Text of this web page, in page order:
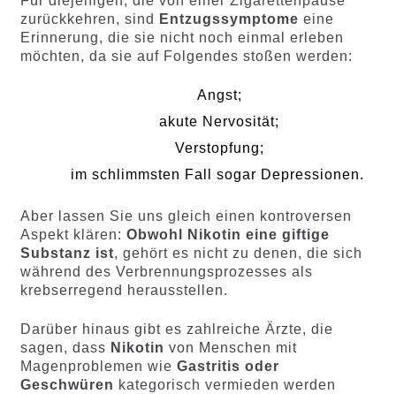
zurückkehren, sind
Entzugssymptome eine
Erinnerung, die sie nicht noch einmal erleben
möchten, da sie auf Folgendes stoßen werden:
Angst;
akute Nervosität;
Verstopfung;
im schlimmsten Fall sogar Depressionen.
Aber lassen Sie uns gleich einen kontroversen
Aspekt klären: Obwohl Nikotin eine giftige
Substanz ist, gehört es nicht zu denen, die sich
während des Verbrennungsprozesses als
krebserregend herausstellen.
Darüber hinaus gibt es zahlreiche Ärzte, die
sagen, dass Nikotin von Menschen mit
Magenproblemen wie Gastritis oder
Geschwüren kategorisch vermieden werden